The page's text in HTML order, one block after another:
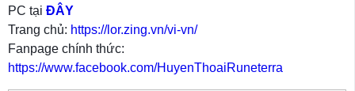
PC tại ĐÂY
Trang chủ: https://lor.zing.vn/vi-vn/
Fanpage chính thức:
https://www.facebook.com/HuyenThoaiRuneterra